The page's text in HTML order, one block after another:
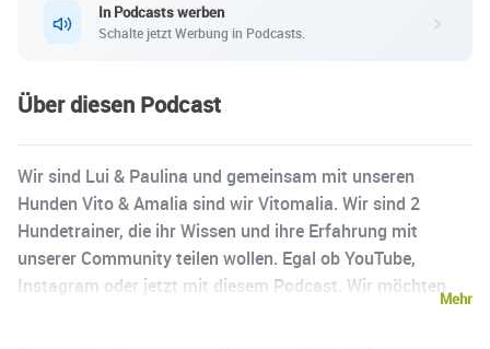
In Podcasts werben
Schalte jetzt Werbung in Podcasts.
Über diesen Podcast
Wir sind Lui & Paulina und gemeinsam mit unseren
Hunden Vito & Amalia sind wir Vitomalia. Wir sind 2
Hundetrainer, die ihr Wissen und ihre Erfahrung mit
unserer Community teilen wollen. Egal ob YouTube,
Instagram oder jetzt mit diesem Podcast. Wir möchten
Mehr